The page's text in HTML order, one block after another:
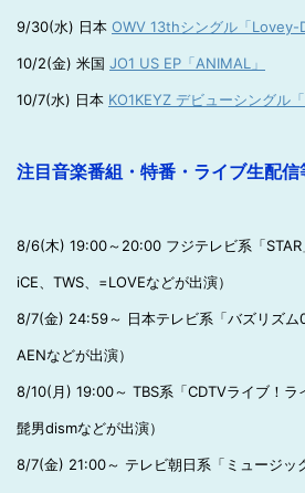
9/30(水) 日本 OWV 13thシングル「Lovey-
10/2(金) 米国 JO1 US EP「ANIMAL」
10/7(水) 日本 KO1KEYZ デビューシングル「
注目音楽番組・特番・ライブ生配
8/6(木) 19:00～20:00 フジテレビ系「
iCE、TWS、=LOVEなどが出演）
8/7(金) 24:59～ 日本テレビ系「バズリズム
AENなどが出演）
8/10(月) 19:00～ TBS系「CDTVライブ！ラ
髭男dismなどが出演）
8/7(金) 21:00～ テレビ朝日系「ミュージッ